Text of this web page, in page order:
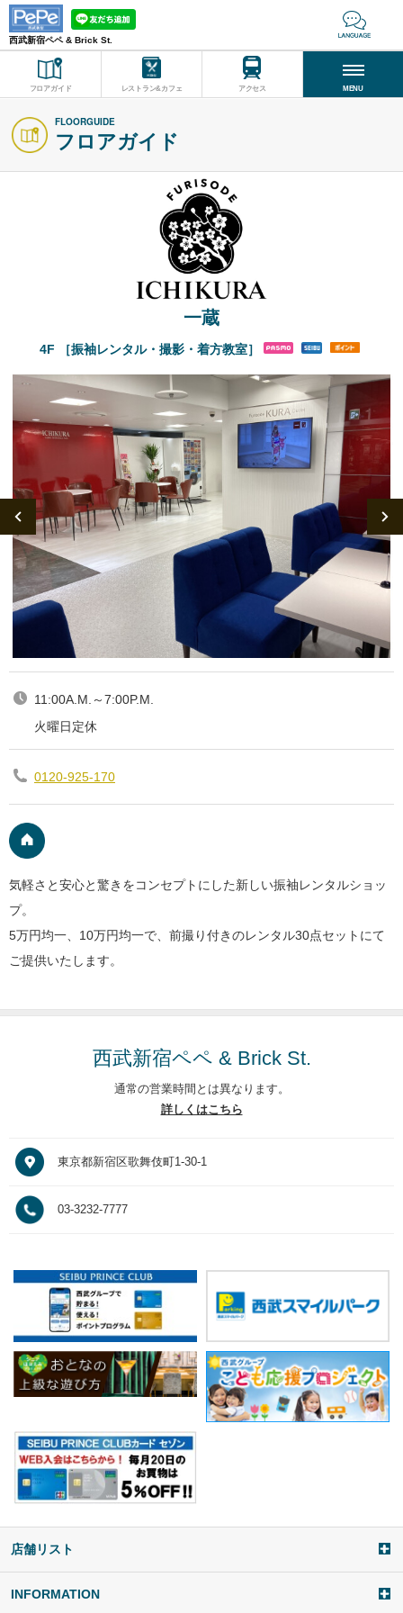
西武新宿ペペ & Brick St.
フロアガイド レストラン&カフェ アクセス MENU
FLOORGUIDE
フロアガイド
一蔵
4F ［振袖レンタル・撮影・着方教室］
11:00A.M.～7:00P.M.
火曜日定休
0120-925-170
気軽さと安心と驚きをコンセプトにした新しい振袖レンタルショッ
プ。
5万円均一、10万円均一で、前撮り付きのレンタル30点セットにて
ご提供いたします。
西武新宿ペペ & Brick St.
通常の営業時間とは異なります。
詳しくはこちら
東京都新宿区歌舞伎町1-30-1
03-3232-7777
店舗リスト
a
d
d
INFORMATION